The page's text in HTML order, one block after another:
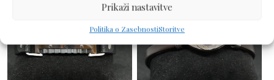
Prikaži nastavitve
Politika o ZasebnostiStoritve